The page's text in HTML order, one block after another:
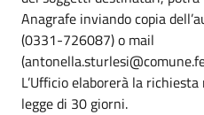
Anagrafe inviando copia
(0331-726087) o mail
L’Ufficio elaborerà la
legge di 30 giorni.